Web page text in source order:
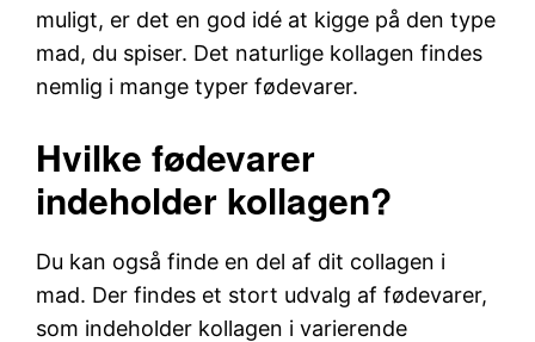
muligt, er det en god idé at kigge på den type
mad, du spiser. Det naturlige kollagen findes
nemlig i mange typer fødevarer.
Hvilke fødevarer
indeholder kollagen?
Du kan også finde en del af dit collagen i
mad. Der findes et stort udvalg af fødevarer,
som indeholder kollagen i varierende